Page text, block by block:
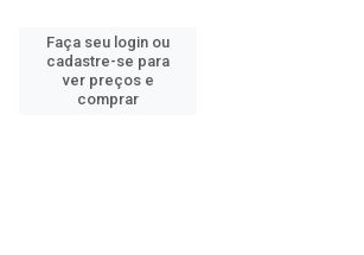
Faça seu login ou
cadastre-se para
ver preços e
comprar